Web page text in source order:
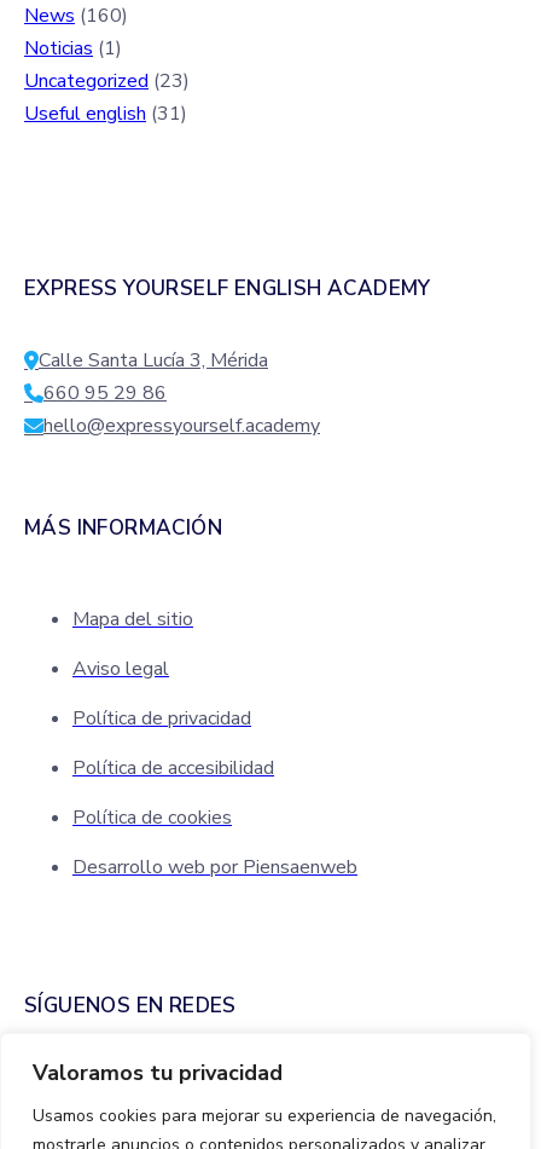
Valoramos tu privacidad
Usamos cookies para mejorar su experiencia de navegación,
News (160)
Noticias (1)
Uncategorized (23)
Useful english (31)
EXPRESS YOURSELF ENGLISH ACADEMY
Calle Santa Lucía 3, Mérida
660 95 29 86
hello@expressyourself.academy
MÁS INFORMACIÓN
Mapa del sitio
Aviso legal
Política de privacidad
Política de accesibilidad
Política de cookies
Desarrollo web por Piensaenweb
SÍGUENOS EN REDES